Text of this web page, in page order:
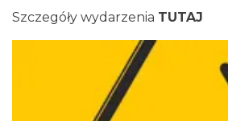
Kino Plenerowe na Hali
Szczyrk
12.04 km
Szczegóły wydarzenia TUTAJ